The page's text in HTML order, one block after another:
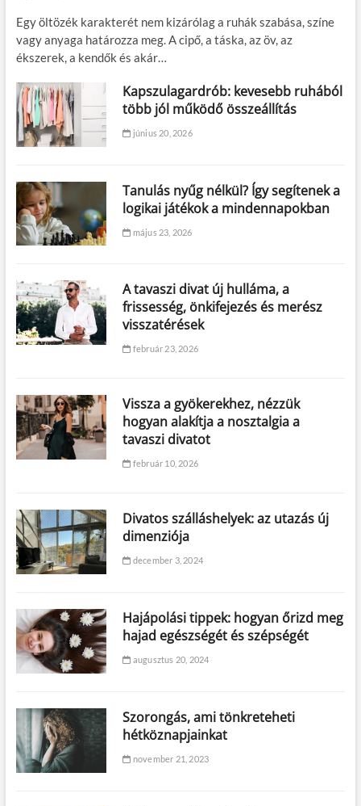
Egy öltözék karakterét nem kizárólag a ruhák szabása, színe
vagy anyaga határozza meg. A cipő, a táska, az öv, az
ékszerek, a kendők és akár…
Kapszulagardrób: kevesebb ruhából
több jól működő összeállítás
június 20, 2026
Tanulás nyűg nélkül? Így segítenek a
logikai játékok a mindennapokban
május 23, 2026
A tavaszi divat új hulláma, a
frissesség, önkifejezés és merész
visszatérések
február 23, 2026
Vissza a gyökerekhez, nézzük
hogyan alakítja a nosztalgia a
tavaszi divatot
február 10, 2026
Divatos szálláshelyek: az utazás új
dimenziója
december 3, 2024
Hajápolási tippek: hogyan őrizd meg
hajad egészségét és szépségét
augusztus 20, 2024
Szorongás, ami tönkreteheti
hétköznapjainkat
november 21, 2023